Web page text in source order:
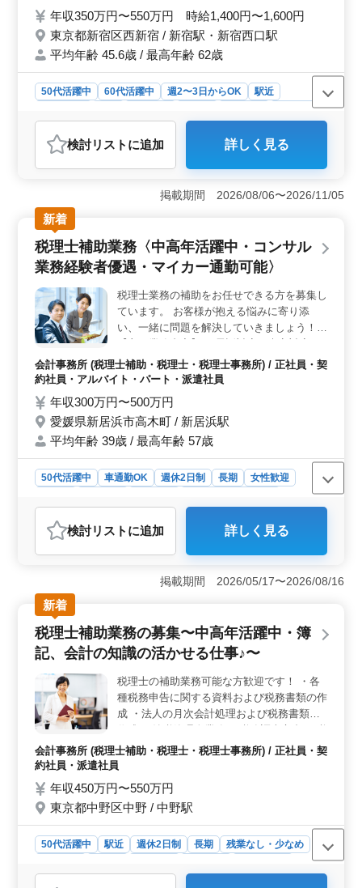
経験者歓迎 希望に合わせた就業環境を推奨
しています。 皆様のご応募お待ちしており
ます。
年収350万円〜550万円 時給1,400円〜1,600円
東京都新宿区西新宿 / 新宿駅・新宿西口駅
平均年齢 45.6歳 / 最高年齢 62歳
50代活躍中 60代活躍中 週2〜3日からOK
駅近
派遣社員
会計事務所
おすすめポイント
＜経験者優遇の税理士補助業務＞ 東京都新宿区西新宿
での募集。50代60代のベテラン経験者を歓迎していま
す。会計事務所での経験が豊富な方、またWordやExcelの
基本スキルを持つ方は、経験者ならではの高い専門知識
を活かすことができる環境です。 ＜シニア世代の活
躍推進と働きやすさ＞ 駅近での勤務という利便性や、
週2〜3日からの柔軟な勤務スケジュールが魅力。経験豊
的に活用し働きやすい環境を整えています。経験と知識
を活かしながら、ワークライフバランスを実現できま
す。 ＜幅広い業務領域でのキャリア発展＞ 顧問先
訪問から年末調整、法定調書まで、幅広い業務に携わる
ことができます。個人や法人の税務申告業務を通じて、
多彩なスキルを磨くことができキャリアの発展が期待さ
れます。
検討リスト に追加 詳しく見る
掲載期間 2026/08/06〜2026/11/05
新着
税理士補助業務〈中高年活躍中・コンサル
業務経験者優遇・マイカー通勤可能〉
税理士業務の補助をお任せできる方を募集し
ています。 お客様が抱える悩みに寄り添
い、一緒に問題を解決していきましょう！
【主な業務内容】 ・電話対応、来客対応 ・
お客様先の請求書や領収証等の資料をもとに
した会計データ入力、試算表の作成、決算・
相続等の資産税についてのご相談や申告書の
作成等(税理士の補助業務） ◯突然のお休み
や早退にも柔軟に対応、お子様のいらっしゃ
る方も無理なくお仕事に従事できます ◯税
理士資格取得を応援、通学や勉強時間の確保
に関して積極的に相談に乗ります ◎即戦力
求む！50代以上のベテラン歓迎！経験豊富
なシニア世代の方も是非ご応募下さい！
会計事務所 (税理士補助・税理士・税理士事務所) / 正社員・契
約社員・アルバイト・パート・派遣社員
年収300万円〜500万円
愛媛県新居浜市高木町 / 新居浜駅
平均年齢 39歳 / 最高年齢 57歳
50代活躍中 車通勤OK 週休2日制 長期
女性歓迎
おすすめポイント
＜経験者優遇と柔軟な働き方＞ 愛媛県新居浜市高木町
にある会計事務所では、税理士補助業務に従事していた
だく方を募集しています。経験者優遇で、コンサル業務
の経験がある方は特に歓迎します。マイカー通勤も可能
で、お仕事とプライベートの両立が図れます。 ＜安
定した収入と充実の福利厚生＞ 年収は320万円から500
万円まで幅広く、通勤手当も全額支給されます。さら
用・労災・健康・厚生に配慮した福利厚生が整っていま
す。 ＜経験豊富なシニア世代も歓迎＞ 会計事務所
経験が5年以上ある方、特に50代以上のベテランの方々の
ご応募をお待ちしています。柔軟な働き方やキャリアの
サポートを通じて、共に成長していける環境を提供しま
す。
検討リスト に追加 詳しく見る
掲載期間 2026/05/17〜2026/08/16
新着
税理士補助業務の募集〜中高年活躍中・簿
記、会計の知識の活かせる仕事♪〜
税理士の補助業務可能な方歓迎です！ ・各
種税務申告に関する資料および税務書類の作
成 ・法人の月次会計処理および税務書類の
務相談 会計事務所経験者歓迎です！ベテラ
ン50代・60代も活躍している職場です。 経
でなく、 申告書チェック業務担当や資産税
担当など様々な形で活躍できる環境です！
＊シニア歓迎企業 ＊現在50代,60代活躍中！
会計事務所 (税理士補助・税理士・税理士事務所) / 正社員・契
約社員・派遣社員
年収450万円〜550万円
東京都中野区中野 / 中野駅
50代活躍中 駅近 週休2日制 長期
残業なし・少なめ